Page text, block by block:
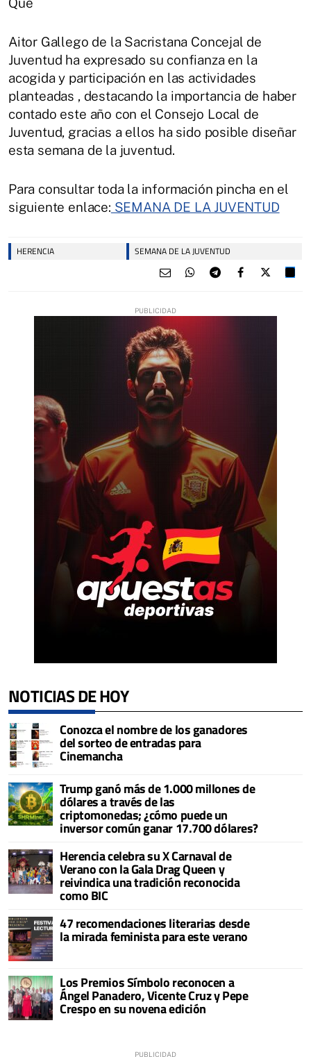
Aitor Gallego de la Sacristana Concejal de
Juventud ha expresado su confianza en la
acogida y participación en las actividades
planteadas , destacando la importancia de haber
contado este año con el Consejo Local de
Juventud, gracias a ellos ha sido posible diseñar
esta semana de la juventud.
Para consultar toda la información pincha en el
siguiente enlace: SEMANA DE LA JUVENTUD
HERENCIA SEMANA DE LA JUVENTUD
NOTICIAS DE HOY
Conozca el nombre de los ganadores
del sorteo de entradas para
Cinemancha
Trump ganó más de 1.000 millones de
dólares a través de las
criptomonedas; ¿cómo puede un
inversor común ganar 17.700 dólares?
Herencia celebra su X Carnaval de
Verano con la Gala Drag Queen y
reivindica una tradición reconocida
como BIC
47 recomendaciones literarias desde
la mirada feminista para este verano
Los Premios Símbolo reconocen a
Ángel Panadero, Vicente Cruz y Pepe
Crespo en su novena edición